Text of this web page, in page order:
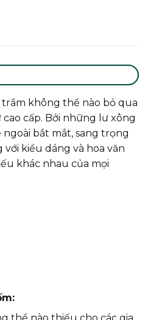
trầm không thể nào bỏ qua
cấp. Bởi những lư xông
bắt mắt, sang trọng
với kiểu dáng và hoa văn
khác nhau của mọi